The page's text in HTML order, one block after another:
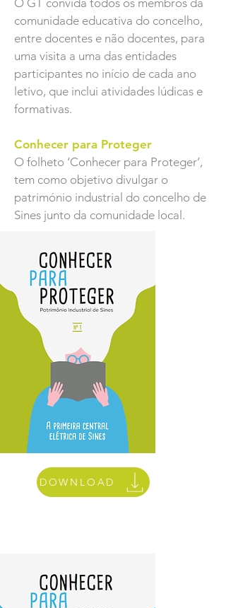
O GT convida todos os membros da
comunidade educativa do concelho,
entre docentes e não docentes, para
uma visita a uma das entidades
participantes no início de cada ano
letivo, que inclui atividades lúdicas e
formativas.
Conhecer para Proteger
O folheto ‘Conhecer para Proteger’,
tem como objetivo divulgar o
património industrial do concelho de
Sines junto da comunidade local.
DOWNLOAD